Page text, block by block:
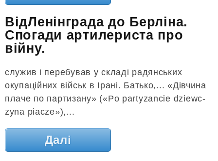
ВідЛенінграда до Берліна.
Спогади артилериста про
війну.
служив і перебував у складі радянських
окупаційних військ в Ірані. Батько,... «Дівчина
плаче по партизану» («Po partyzancie dziewc-
zyna piacze»),...
Далі